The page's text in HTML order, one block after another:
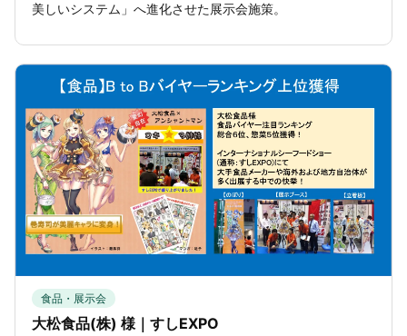
美しいシステム」へ進化させた展示会施策。
食品・展示会
大松食品(株) 様｜すしEXPO